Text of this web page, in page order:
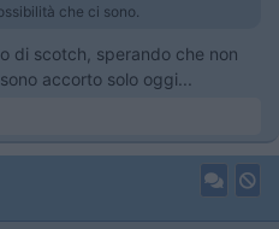
che ci sono.
di scotch, sperando che non
accorto solo oggi...